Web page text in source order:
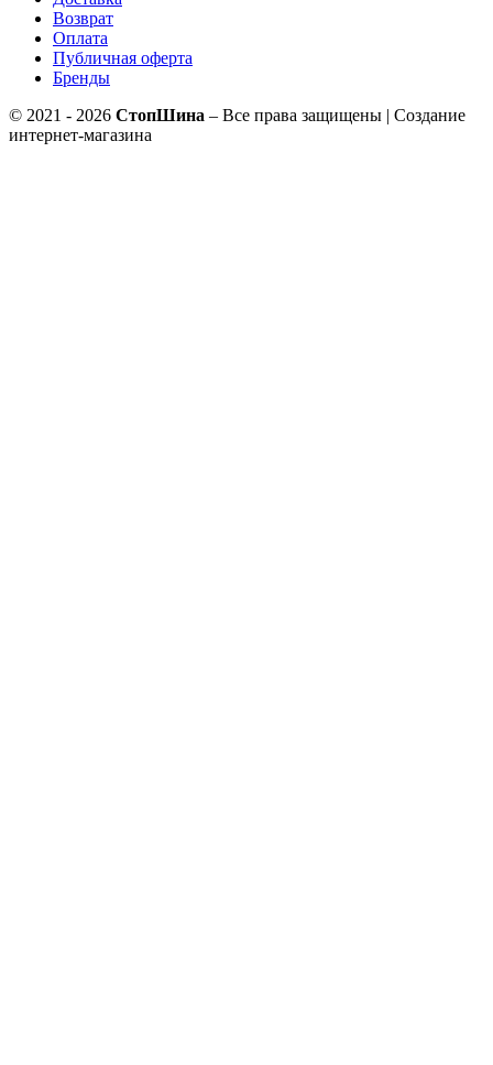
Возврат
Оплата
Публичная оферта
Бренды
© 2021 - 2026 СтопШина – Все права защищены | Создание
интернет-магазина